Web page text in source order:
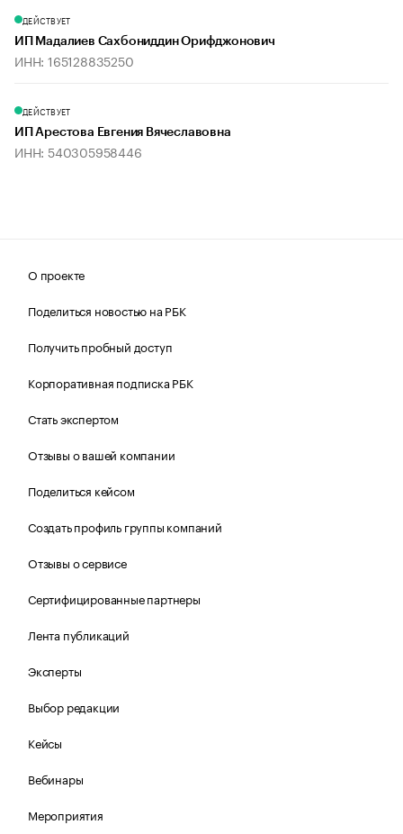
ДЕЙСТВУЕТ
ИП Мадалиев Сахбониддин Орифджонович
ИНН: 165128835250
ДЕЙСТВУЕТ
ИП Арестова Евгения Вячеславовна
ИНН: 540305958446
О проекте
Поделиться новостью на РБК
Получить пробный доступ
Корпоративная подписка РБК
Стать экспертом
Отзывы о вашей компании
Поделиться кейсом
Создать профиль группы компаний
Отзывы о сервисе
Сертифицированные партнеры
Лента публикаций
Эксперты
Выбор редакции
Кейсы
Вебинары
Мероприятия